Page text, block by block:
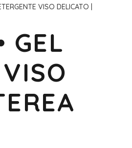
VISO DELICATO |
GEL